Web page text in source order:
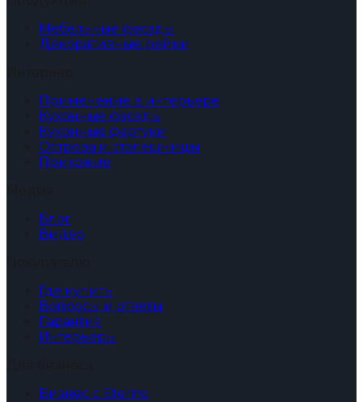
Мебельные фасады
Декоративные рейки
Применение в интерьере
Кухонные фасады
Кухонные фартуки
Острова и столешницы
Прихожие
Блог
Видео
Где купить
Вопросы и ответы
Гарантия
Интерьеры
Бизнес с Eterno